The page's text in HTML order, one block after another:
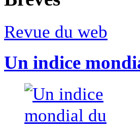
Revue du web
Un indice